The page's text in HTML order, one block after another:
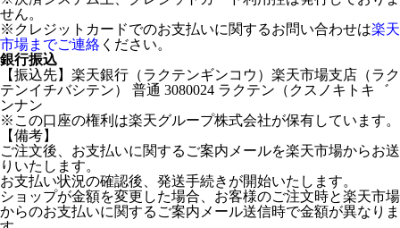
せん。
※クレジットカードでのお支払いに関するお問い合わせは楽天
市場までご連絡 ください。
銀行振込
【振込先】楽天銀行（ラクテンギンコウ）楽天市場支店（ラク
テンイチバシテン） 普通 3080024 ラクテン（クスノキトキ゛
ンナン
※この口座の権利は楽天グループ株式会社が保有しています。
【備考】
ご注文後、お支払いに関するご案内メールを楽天市場からお送
りいたします。
お支払い状況の確認後、発送手続きが開始いたします。
ショップが金額を変更した場合、お客様のご注文時と楽天市場
からのお支払いに関するご案内メール送信時で金額が異なりま